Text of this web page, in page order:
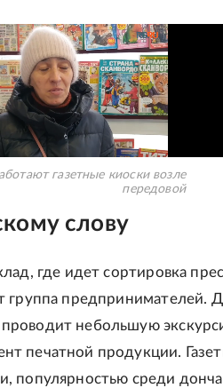
газетные киоски возле
передовой
слову
где идет сортировка
группа предпринимателей.
небольшую
печатной продукции.
популярностью среди